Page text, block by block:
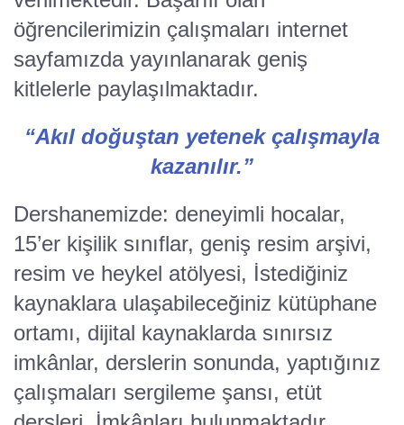
öğrencilerimizin çalışmaları internet
sayfamızda yayınlanarak geniş
kitlelerle paylaşılmaktadır.
“Akıl doğuştan yetenek çalışmayla
kazanılır.”
Dershanemizde: deneyimli hocalar,
15’er kişilik sınıflar, geniş resim arşivi,
resim ve heykel atölyesi, İstediğiniz
kaynaklara ulaşabileceğiniz kütüphane
ortamı, dijital kaynaklarda sınırsız
imkânlar, derslerin sonunda, yaptığınız
çalışmaları sergileme şansı, etüt